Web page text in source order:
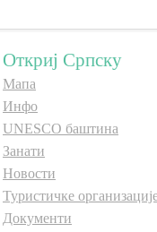
Откриј Српску
Мапа
Инфо
UNESCO баштина
Занати
Новости
Туристичке
Документи